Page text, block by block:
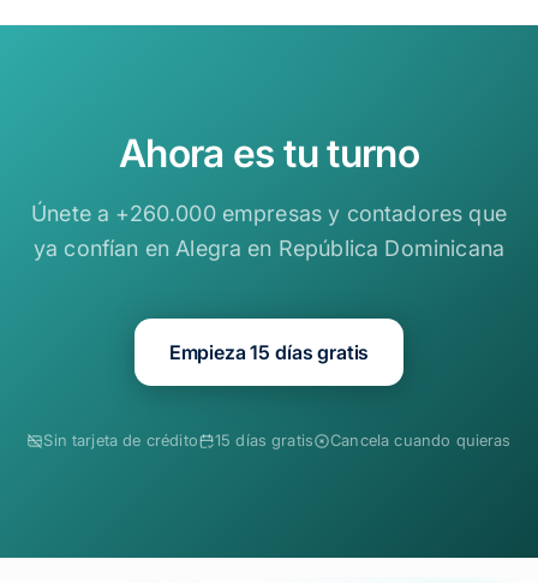
Ahora es tu turno
Únete a +260.000 empresas y contadores que
ya confían en Alegra en República Dominicana
Empieza 15 días gratis
Sin tarjeta de crédito 15 días gratis Cancela cuando quieras